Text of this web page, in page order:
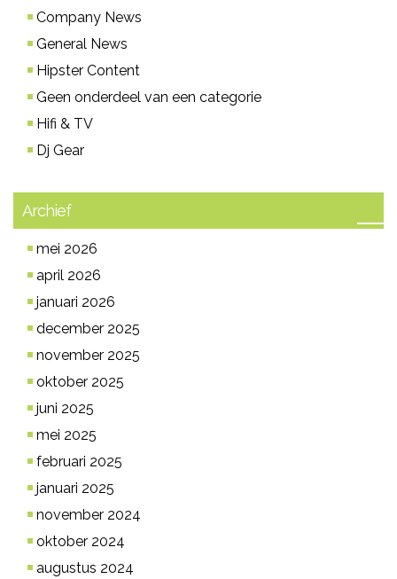
Company News
General News
Hipster Content
Geen onderdeel van een categorie
Hifi & TV
Dj Gear
Archief
mei 2026
april 2026
januari 2026
december 2025
november 2025
oktober 2025
juni 2025
mei 2025
februari 2025
januari 2025
november 2024
oktober 2024
augustus 2024